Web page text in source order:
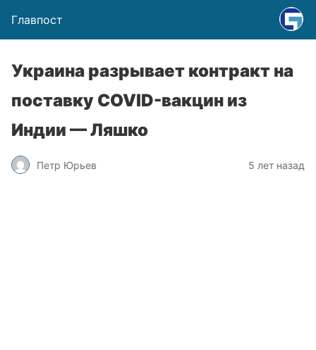
Главпост
Украина разрывает контракт на
поставку COVID-вакцин из
Индии — Ляшко
Петр Юрьев 5 лет назад